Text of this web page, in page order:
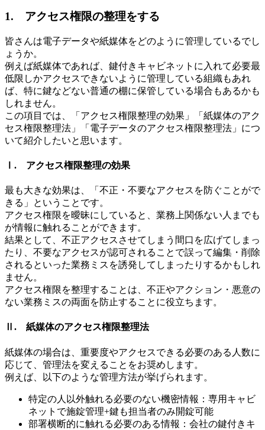
1. アクセス権限の整理をする
皆さんは電子データや紙媒体をどのように管理しているでし
ょうか。
例えば紙媒体であれば、鍵付きキャビネットに入れて必要最
低限しかアクセスできないように管理している組織もあれ
ば、特に鍵などない普通の棚に保管している場合もあるかも
しれません。
この項目では、「アクセス権限整理の効果」「紙媒体のアク
セス権限整理法」「電子データのアクセス権限整理法」につ
いて紹介したいと思います。
Ⅰ. アクセス権限整理の効果
最も大きな効果は、「不正・不要なアクセスを防ぐことがで
きる」ということです。
アクセス権限を曖昧にしていると、業務上関係ない人までも
が情報に触れることができます。
結果として、不正アクセスさせてしまう間口を広げてしまっ
たり、不要なアクセスが認可されることで誤って編集・削除
されるといった業務ミスを誘発してしまったりするかもしれ
ません。
アクセス権限を整理することは、不正やアクション・悪意の
ない業務ミスの両面を防止することに役立ちます。
Ⅱ. 紙媒体のアクセス権限整理法
紙媒体の場合は、重要度やアクセスできる必要のある人数に
応じて、管理法を変えることをお奨めします。
例えば、以下のような管理方法が挙げられます。
特定の人以外触れる必要のない機密情報：専用キャビ
ネットで施錠管理+鍵も担当者のみ開錠可能
部署横断的に触れる必要のある情報：会社の鍵付きキ